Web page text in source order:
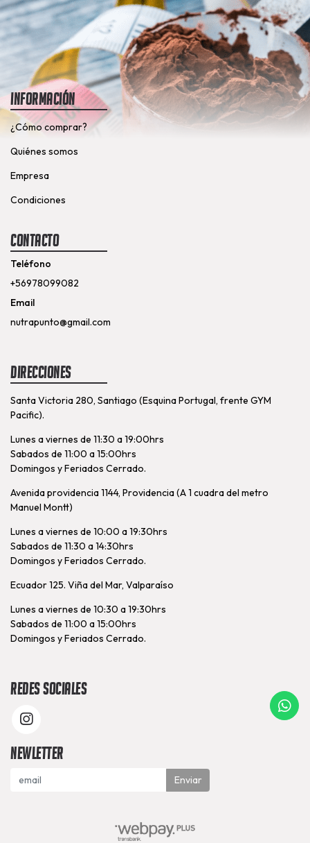
Información
¿Cómo comprar?
Quiénes somos
Empresa
Condiciones
Contacto
Teléfono
+56978099082
Email
nutrapunto@gmail.com
Direcciones
Santa Victoria 280, Santiago (Esquina Portugal, frente GYM
Pacific).
Lunes a viernes de 11:30 a 19:00hrs
Sabados de 11:00 a 15:00hrs
Domingos y Feriados Cerrado.
Avenida providencia 1144, Providencia (A 1 cuadra del metro
Manuel Montt)
Lunes a viernes de 10:00 a 19:30hrs
Sabados de 11:30 a 14:30hrs
Domingos y Feriados Cerrado.
Ecuador 125. Viña del Mar, Valparaíso
Lunes a viernes de 10:30 a 19:30hrs
Sabados de 11:00 a 15:00hrs
Domingos y Feriados Cerrado.
Redes Sociales
Newletter
Enviar